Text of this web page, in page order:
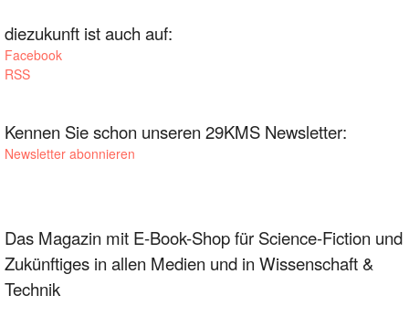
diezukunft ist auch auf:
Facebook
RSS
Kennen Sie schon unseren 29KMS Newsletter:
Newsletter abonnieren
Das Magazin mit E-Book-Shop für Science-Fiction und
Zukünftiges in allen Medien und in Wissenschaft &
Technik